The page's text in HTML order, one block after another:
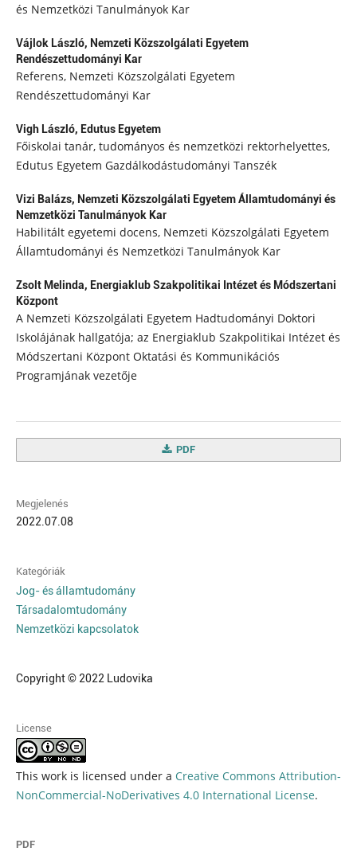
és Nemzetközi Tanulmányok Kar
Vájlok László, Nemzeti Közszolgálati Egyetem
Rendészettudományi Kar
Referens, Nemzeti Közszolgálati Egyetem
Rendészettudományi Kar
Vigh László, Edutus Egyetem
Főiskolai tanár, tudományos és nemzetközi rektorhelyettes,
Edutus Egyetem Gazdálkodástudományi Tanszék
Vizi Balázs, Nemzeti Közszolgálati Egyetem Államtudományi és
Nemzetközi Tanulmányok Kar
Habilitált egyetemi docens, Nemzeti Közszolgálati Egyetem
Államtudományi és Nemzetközi Tanulmányok Kar
Zsolt Melinda, Energiaklub Szakpolitikai Intézet és Módszertani
Központ
A Nemzeti Közszolgálati Egyetem Hadtudományi Doktori
Iskolájának hallgatója; az Energiaklub Szakpolitikai Intézet és
Módszertani Központ Oktatási és Kommunikációs
Programjának vezetője
PDF
Megjelenés
2022.07.08
Kategóriák
Jog- és államtudomány
Társadalomtudomány
Nemzetközi kapcsolatok
Copyright © 2022 Ludovika
License
This work is licensed under a Creative Commons Attribution-
NonCommercial-NoDerivatives 4.0 International License.
PDF